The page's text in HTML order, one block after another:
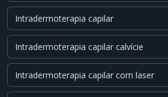
Intradermoterapia capilar
Intradermoterapia capilar calvície
Intradermoterapia capilar com laser